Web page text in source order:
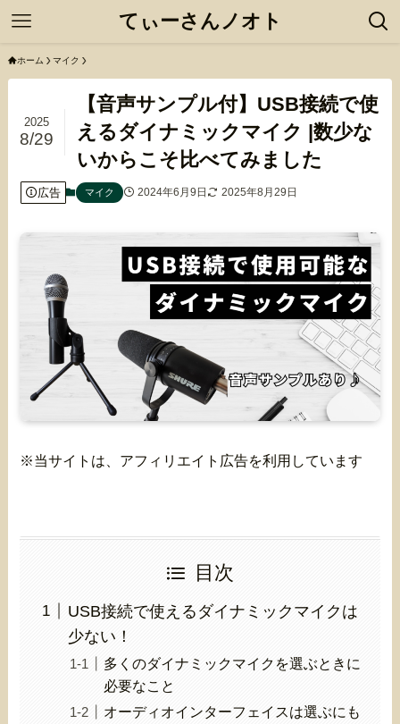
てぃーさんノオト
ホーム マイク
【音声サンプル付】USB接続で使
えるダイナミックマイク |数少な
いからこそ比べてみました
2025
8/29
広告 マイク 2024年6月9日 2025年8月29日
※当サイトは、アフィリエイト広告を利用しています
目次
USB接続で使えるダイナミックマイクは
少ない！
多くのダイナミックマイクを選ぶときに
必要なこと
オーディオインターフェイスは選ぶにも